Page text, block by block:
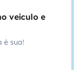
veículo e
é sua!